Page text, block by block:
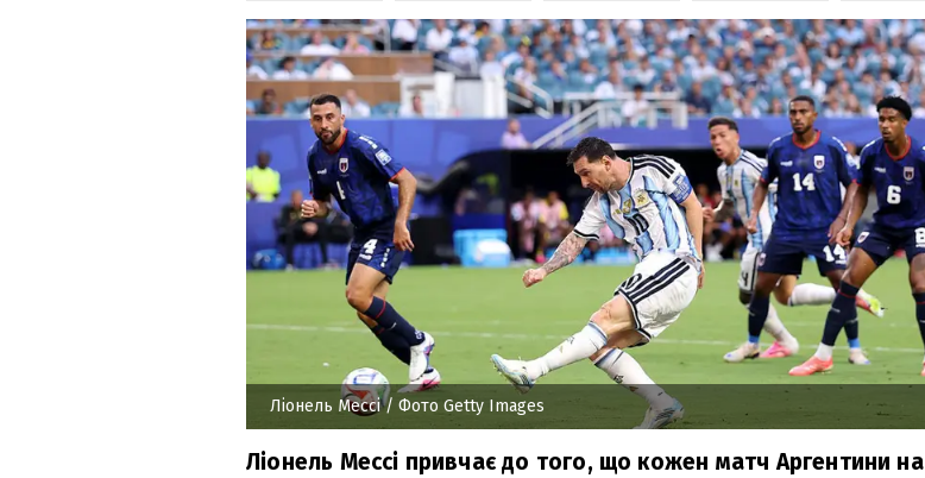
Ліонель Мессі/ Фото Getty Images
Ліонель Мессі привчає до того, що кожен матч Аргентини на